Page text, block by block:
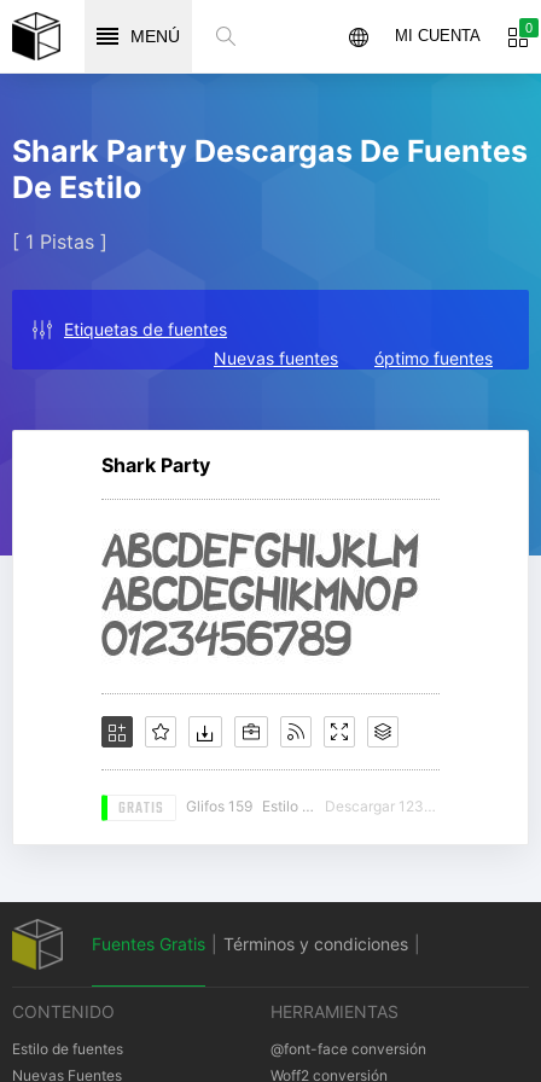
MENÚ 0
MI CUENTA
Shark Party Descargas De Fuentes
De Estilo
[ 1 Pistas ]
Etiquetas de fuentes
Nuevas fuentes
óptimo fuentes
Shark Party
GRATIS Glifos 159 Estilo 18 Descargar 12322
Fuentes Gratis Términos y condiciones
CONTENIDO
Estilo de fuentes
Nuevas Fuentes
HERRAMIENTAS
@font-face conversión
Woff2 conversión